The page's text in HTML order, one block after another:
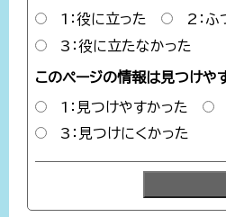
1：役に立った
2：ふ
3：役に立たなかった
このページの情報は見つけや
1：見つけやすかった
3：見つけにくかった